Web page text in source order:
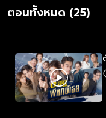
ตอนทั้งหมด (25)